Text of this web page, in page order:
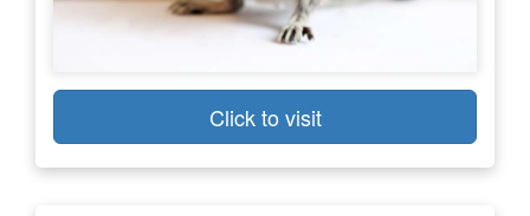
Click to visit